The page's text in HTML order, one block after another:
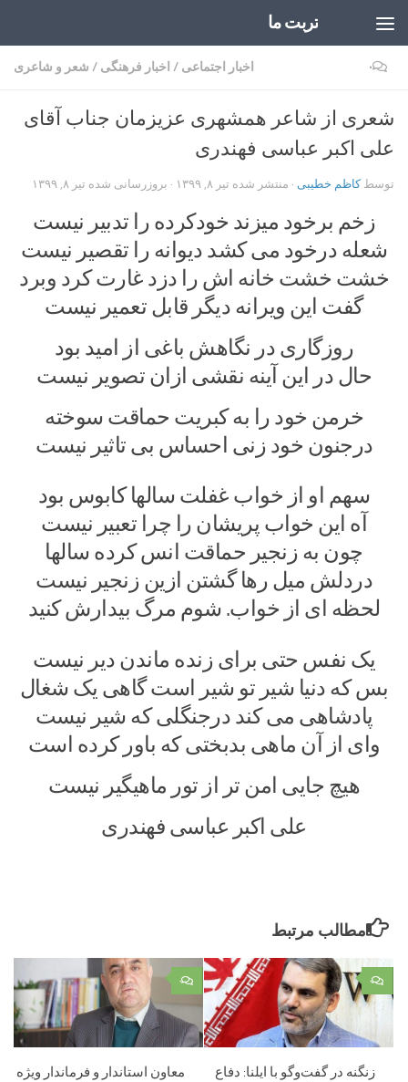
تربت ما
اخبار اجتماعی / اخبار فرهنگی / شعر و شاعری ۰
شعری از شاعر همشهری عزیزمان جناب آقای
علی اکبر عباسی فهندری
توسطکاظم خطیبی · منتشر شده تیر ۸, ۱۳۹۹ · بروزرسانی شده تیر ۸, ۱۳۹۹
زخم برخود میزند خودکرده را تدبیر نیست
شعله درخود می کشد دیوانه را تقصیر نیست
خشت خشت خانه اش را دزد غارت کرد وبرد
گفت این ویرانه دیگر قابل تعمیر نیست
روزگاری در نگاهش باغی از امید بود
حال در این آینه نقشی ازان تصویر نیست
خرمن خود را به کبریت حماقت سوخته
درجنون خود زنی احساس بی تاثیر نیست
سهم او از خواب غفلت سالها کابوس بود
آه این خواب پریشان را چرا تعبیر نیست
چون به زنجیر حماقت انس کرده سالها
دردلش میل رها گشتن ازین زنجیر نیست
لحظه ای از خواب. شوم مرگ بیدارش کنید
یک نفس حتی برای زنده ماندن دیر نیست
بس که دنیا شیر تو شیر است گاهی یک شغال
پادشاهی می کند درجنگلی که شیر نیست
وای از آن ماهی بدبختی که باور کرده است
هیچ جایی امن تر از تور ماهیگیر نیست
علی اکبر عباسی فهندری
مطالب مرتبط
۰
معاون استاندار و فرماندار ویژه
۰
زنگنه در گفت‌وگو با ایلنا: دفاع